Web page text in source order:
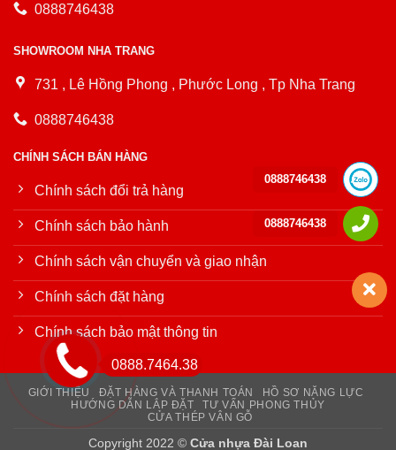
0888746438
SHOWROOM NHA TRANG
731 , Lê Hồng Phong , Phước Long , Tp Nha Trang
0888746438
CHÍNH SÁCH BÁN HÀNG
Chính sách đổi trả hàng
Chính sách bảo hành
Chính sách vận chuyển và giao nhận
Chính sách đặt hàng
Chính sách bảo mật thông tin
GIỚI THIỆU ĐẶT HÀNG VÀ THANH TOÁN
HỒ SƠ NĂNG LỰC
HƯỚNG DẪN LẮP ĐẶT
TƯ VẤN PHONG THỦY
CỬA THÉP VÂN GỖ
Copyright 2022 © Cửa nhựa Đài Loan
0888.7464.38
0888746438
0888746438